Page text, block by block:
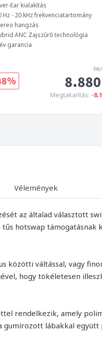
Ear kialakítás
Hz - 20 kHz frekvenciatartomány
hangzás
ANC Zajszűrő technológia
garancia
Megtakarítás: -
Vélemények
az általad választott
hotswap támogatásnak
közötti váltással, vagy
hogy tökéletesen
rendelkezik, amely
lábakkal együtt